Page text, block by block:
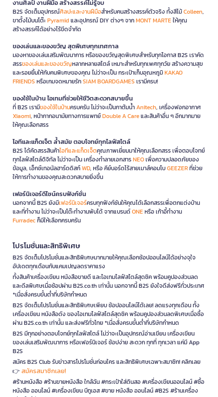
งานศิลป์ งานฝีมือ สร้างสรรค์ไม่รู้จบ
B2S จัดเต็มอุปกรณ์ศิลปะและงานฝีมือสำหรับคนสร้างสรรค์ตัวจริง ทั้งสีไม้Colleen,
ขาตั้งไม้บนโต๊ะPyramidและอุปกรณ์ DIY ต่างๆ จากMONT MARTEให้คุณ
สร้างสรรค์ได้อย่างไร้ขีดจำกัด
ของเล่นและของขวัญ สุดพิเศษทุกเทศกาล
มองหาของเล่นเสริมพัฒนาการ หรือของขวัญสุดพิเศษสำหรับทุกโอกาส B2S เราคัด
สรรของเล่นและของขวัญหลากหลายสไตล์ เหมาะสำหรับทุกเพศทุกวัย สร้างความสุข
และรอยยิ้มให้กับคนพิเศษของคุณ ไม่ว่าจะเป็น กระเป๋าเก็บอุณหภูมิKAKAO
FRIENDS หรือเกมจดหมายรักSIAM BOARDGAMES เรามีครบ!
ของใช้ในบ้าน ไอเทมที่ช่วยให้ชีวิตสะดวกสบายขึ้น
ที่ B2S เรามีของใช้ในบ้านครบครัน ไม่ว่าจะเป็นกาต้มน้ำAnitech, เครื่องฟอกอากาศ
Xiaomi, หน้ากากอนามัยทางการแพทย์Double A Careและสินค้าอื่น ๆ อีกมากมาย
ให้คุณเลือกสรร
ไอทีและแก็ดเจ็ต ล้ำสมัย ตอบโจทย์ทุกไลฟ์สไตล์
B2S ได้คัดสรรสินค้าไอทีและแก็ดเจ็ตคุณภาพเยี่ยมมาให้คุณเลือกสรร เพื่อตอบโจทย์
ทุกไลฟ์สไตล์ดิจิทัล ไม่ว่าจะเป็น เครื่องทำลายเอกสารNEOเพื่อความปลอดภัยของ
ข้อมูล, เอ็กซ์เทอนัลฮาร์ดดิสก์WD, หรือ คีย์บอร์ดไร้สายเมาส์คอมโบGEEZERที่ช่วย
ให้การทำงานของคุณสะดวกสบายยิ่งขึ้น
เฟอร์นิเจอร์ดีไซน์ครบฟังก์ชั่น
นอกจากนี้ B2S ยังมีเฟอร์นิเจอร์ครบทุกฟังก์ชันให้คุณได้เลือกสรรเพื่อตกแต่งบ้าน
และที่ทำงาน ไม่ว่าจะเป็นโต๊ะทำงานพับได้ จากแบรนด์ONEหรือ เก้าอี้ทำงาน
Furradecก็มีให้เลือกครบครัน
โปรโมชั่นและสิทธิพิเศษ
B2S จัดเต็มโปรโมชั่นและสิทธิพิเศษมากมายให้คุณเลือกช้อปออนไลน์ได้อย่างจุใจ
อัปเดตทุกเดือนกับแคมเปญลดราคาแรง
ทั้งสินค้าเครื่องเขียน หนังสือขายดี และไอเทมไลฟ์สไตล์สุดชิค พร้อมคูปองส่วนลด
และดีลพิเศษเมื่อช้อปผ่าน B2S.co.th เท่านั้น นอกจากนี้ B2S ยังใจดีส่งฟรีทั่วประเทศ
*เมื่อสั่งครบขั้นต่ำที่บริษัทกำหนด
B2S จัดเต็มโปรโมชั่นและสิทธิพิเศษเพียบ ช้อปออนไลน์ได้เลย! ลดแรงทุกเดือน ทั้ง
เครื่องเขียน หนังสือดัง ของไอเทมไลฟ์สไตล์สุดชิค พร้อมคูปองส่วนลดพิเศษเมื่อซื้อ
ผ่าน B2S.co.th เท่านั้น และส่งฟรีทั่วไทย *เมื่อสั่งครบขั้นต่ำที่บริษัทกำหนด
B2S มีทุกอย่างตอบโจทย์ทุกไลฟ์สไตล์ ไม่ว่าจะเป็นอุปกรณ์อ่านเขียน เครื่องเขียน
ของเล่นเสริมพัฒนาการ หรือเฟอร์นิเจอร์ ช้อปง่าย สะดวก ทุกที่ ทุกเวลา แค่มี App
B2S
สมัคร B2S Club รับข่าวสารโปรโมชั่นก่อนใคร และสิทธิพิเศษเฉพาะสมาชิก! คลิกเลย
👉 สมัครสมาชิกเลย!
#ร้านหนังสือ #ร้านขายหนังสือ ใกล้ฉัน #กระเป๋าใส่ดินสอ #เครื่องเขียนออนไลน์ #ซื้อ
หนังสือ ออนไลน์ #เครื่องเขียน บีทูเอส #ขาย หนังสือ ออนไลน์ #B2S #ร้านเครื่อง